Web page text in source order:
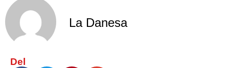
La Danesa
Del